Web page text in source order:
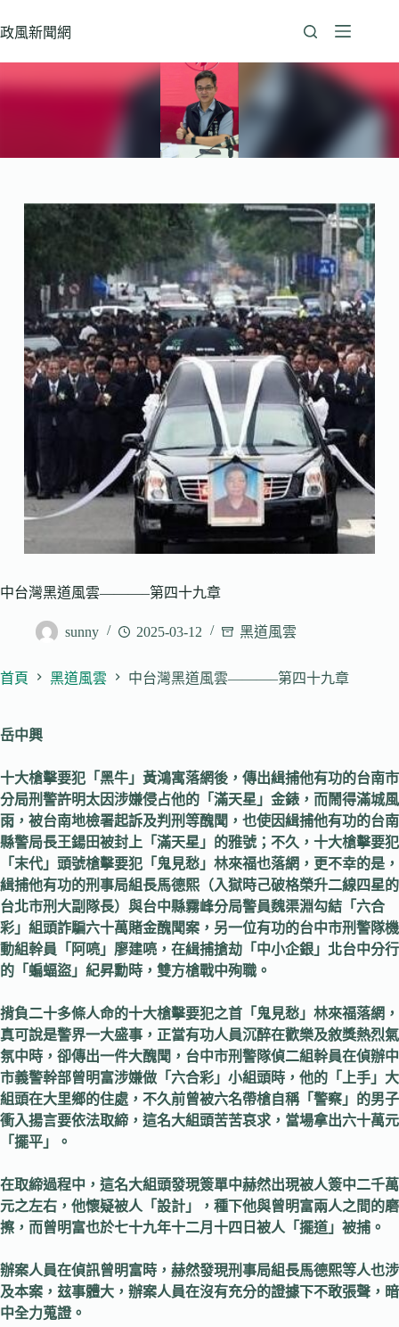
至
政風新聞網
中台灣黑道風雲———–第四十九章
sunny 2025-03-12 黑道風雲
首頁 黑道風雲 中台灣黑道風雲———–第四十九章
岳中興
十大槍擊要犯「黑牛」黃鴻寓落網後，傳出緝捕他有功的台南市
分局刑警許明太因涉嫌侵占他的「滿天星」金錶，而鬧得滿城風
雨，被台南地檢署起訴及判刑等醜聞，也使因緝捕他有功的台南
縣警局長王鍚田被封上「滿天星」的雅號；不久，十大槍擊要犯
「末代」頭號槍擊要犯「鬼見愁」林來福也落網，更不幸的是，
緝捕他有功的刑事局組長馬德熙（入獄時己破格榮升二線四星的
台北市刑大副隊長）與台中縣霧峰分局警員魏渠淵勾結「六合
彩」組頭詐騙六十萬賭金醜聞案，另一位有功的台中市刑警隊機
動組幹員「阿喨」廖建喨，在緝捕搶劫「中小企銀」北台中分行
的「蝙蝠盜」紀昇勳時，雙方槍戰中殉職。
揹負二十多條人命的十大槍擊要犯之首「鬼見愁」林來福落網，
真可說是警界一大盛事，正當有功人員沉醉在歡樂及敘獎熱烈氣
氛中時，卻傳出一件大醜聞，台中市刑警隊偵二組幹員在偵辦中
市義警幹部曾明富涉嫌做「六合彩」小組頭時，他的「上手」大
組頭在大里鄉的住處，不久前曾被六名帶槍自稱「警察」的男子
衝入揚言要依法取締，這名大組頭苦苦哀求，當場拿出六十萬元
「擺平」。
在取締過程中，這名大組頭發現簽單中赫然出現被人簽中二千萬
元之左右，他懷疑被人「設計」，種下他與曾明富兩人之間的磨
擦，而曾明富也於七十九年十二月十四日被人「擺道」被捕。
辦案人員在偵訊曾明富時，赫然發現刑事局組長馬德熙等人也涉
及本案，玆事體大，辦案人員在沒有充分的證據下不敢張聲，暗
中全力蒐證。